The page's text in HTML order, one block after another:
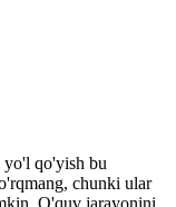
yo'l qo'yish bu
chunki ular